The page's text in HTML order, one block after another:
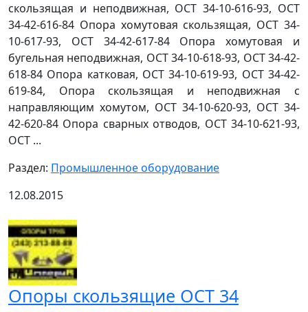
скользящая и неподвижная, ОСТ 34-10-616-93, ОСТ
34-42-616-84 Опора хомутовая скользящая, ОСТ 34-
10-617-93, ОСТ 34-42-617-84 Опора хомутовая и
бугельная неподвижная, ОСТ 34-10-618-93, ОСТ 34-42-
618-84 Опора катковая, ОСТ 34-10-619-93, ОСТ 34-42-
619-84, Опора скользящая и неподвижная с
направляющим хомутом, ОСТ 34-10-620-93, ОСТ 34-
42-620-84 Опора сварных отводов, ОСТ 34-10-621-93,
ОСТ ...
Раздел: Промышленное оборудование
12.08.2015
Опоры скользящие ОСТ 34